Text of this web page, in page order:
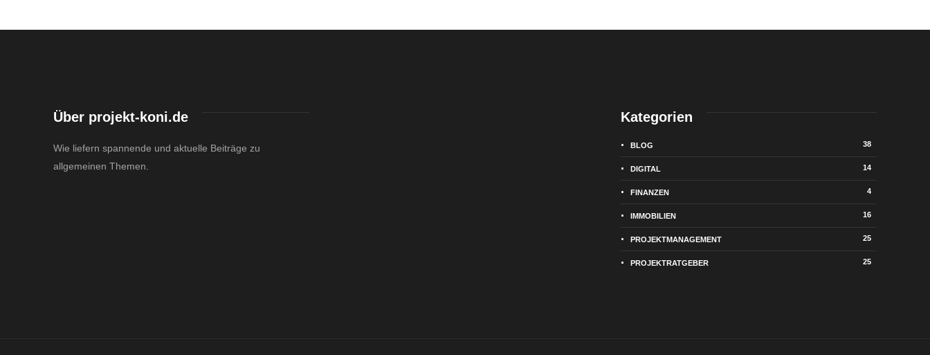
Über projekt-koni.de
Wie liefern spannende und aktuelle Beiträge zu
allgemeinen Themen.
Kategorien
BLOG 38
DIGITAL 14
FINANZEN 4
IMMOBILIEN 16
PROJEKTMANAGEMENT 25
PROJEKTRATGEBER 25